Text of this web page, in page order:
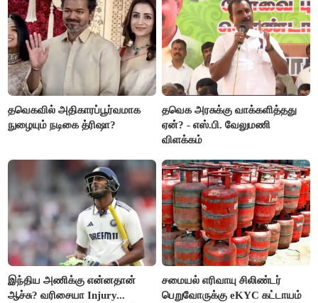
தவெகவில் அதிகாரப்பூர்வமாக
நுழையும் நடிகை த்ரிஷா?
தவெக அரசுக்கு வாக்களித்தது
ஏன்? - எஸ்.பி. வேலுமணி
விளக்கம்
இந்திய அணிக்கு என்னதான்
ஆச்சு? வரிசையா Injury...
சமையல் எரிவாயு சிலிண்டர்
பெறுவோருக்கு eKYC கட்டாயம்